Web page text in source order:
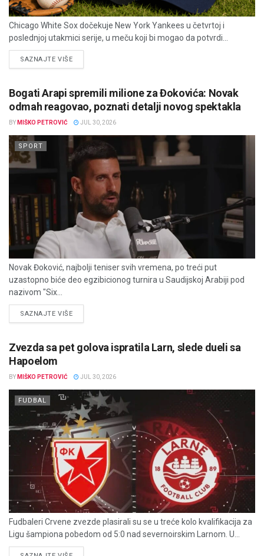
Chicago White Sox dočekuje New York Yankees u četvrtoj i
poslednjoj utakmici serije, u meču koji bi mogao da potvrdi...
SAZNAJTE VIŠEDETAILS
Bogati Arapi spremili milione za Đokovića: Novak
odmah reagovao, poznati detalji novog spektakla
BY MIŠKO PETROVIĆ JUL 30, 2026
SPORT
Novak Đoković, najbolji teniser svih vremena, po treći put
uzastopno biće deo egzibicionog turnira u Saudijskoj Arabiji pod
nazivom "Six...
SAZNAJTE VIŠEDETAILS
Zvezda sa pet golova ispratila Larn, slede dueli sa
Hapoelom
BY MIŠKO PETROVIĆ JUL 30, 2026
FUDBAL
Fudbaleri Crvene zvezde plasirali su se u treće kolo kvalifikacija za
Ligu šampiona pobedom od 5:0 nad severnoirskim Larnom. U...